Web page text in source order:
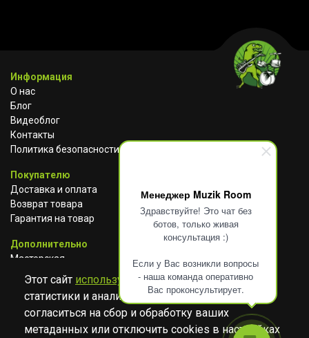
Менеджер Muzik Room
Здравствуйте! Это чат без
ботов, только живая
консультация :)
Если у Вас возникли вопросы
- наша команда оперативно
Вас проконсультирует.
Информация
О нас
Блог
Видеоблог
Контакты
Политика безопасности
Покупателю
Доставка и оплата
Возврат товара
Гарантия на товар
Дополнительно
Мастерская
Сотрудничество
АВИТО
TELEGRAM
YOUTUBE
Этот сайт использует cookies для сбора
статистики и анализа работы сайта. Просим
согласиться на сбор и обработку ваших
метаданных или отключить cookies в настройках